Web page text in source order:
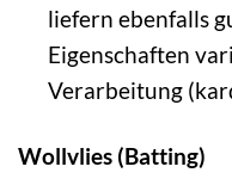
liefern ebenfalls
Eigenschaften
Verarbeitung
Wollvlies (Batting)